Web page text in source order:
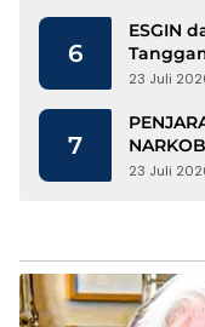
6
ESGIN
23 Juli
7
23 Juli